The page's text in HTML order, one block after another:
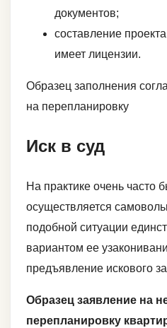
документов;
составление
имеет лицензии.
Образец заполнения
на перепланировку
Иск в суд
На практике очень часто
осуществляется
подобной ситуации
вариантом ее
предъявление искового
Образец заявление на
перепланировку